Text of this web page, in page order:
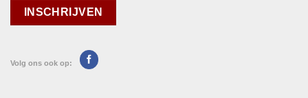
Volg ons ook op: